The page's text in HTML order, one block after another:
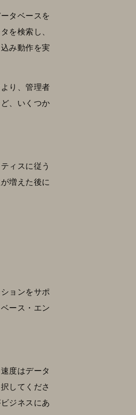
タベースを
を検索し、
み動作を実
り、管理者
、いくつか
ィスに従う
増えた後に
ョンをサポ
ース・エン
度はデータ
してくださ
ジネスにあ